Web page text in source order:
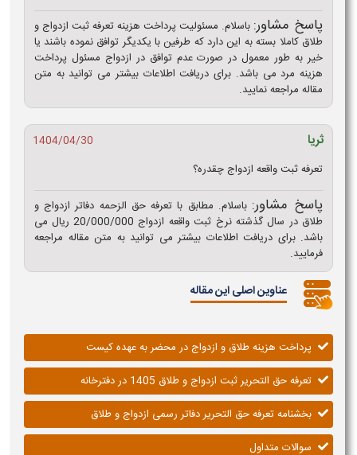
پاسخ مشاور: باسلام. مسئولیت پرداخت هزینه تعرفه ثبت ازدواج و
طلاق کاملا بسته به این دارد که طرفین با یکدیگر توافق نموده باشند یا
خیر به طور معمول در صورت عدم توافق در ازدواج مسئول پرداخت
هزینه مرد می باشد. برای دریافت اطلاعات بیشتر می توانید به متن
مقاله مراجعه نمایید.
ثریا
1404/04/30
تعرفه ثبت واقعه ازدواج چقدره؟
پاسخ مشاور: باسلام. مطابق با تعرفه حق الزحمه دفاتر ازدواج و
طلاق در سال گذشته نرخ ثبت واقعه ازدواج 20/000/000 ریال می
باشد. برای دریافت اطلاعات بیشتر می توانید به متن مقاله مراجعه
فرمایید.
عناوین اصلی این مقاله
پرداخت هزینه طلاق و ازدواج در محضر به عهده کیست
تعرفه حق التحریر ثبت ازدواج و طلاق 1405 در دفترخانه
بخشنامه تعرفه حق التحریر دفاتر رسمی ازدواج و طلاق
سوالات متداول